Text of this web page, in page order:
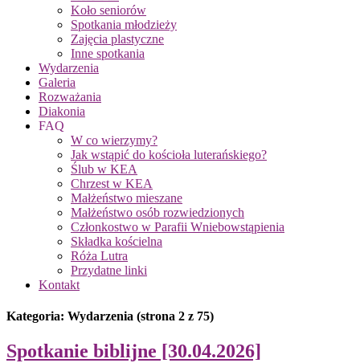
Koło seniorów
Spotkania młodzieży
Zajęcia plastyczne
Inne spotkania
Wydarzenia
Galeria
Rozważania
Diakonia
FAQ
W co wierzymy?
Jak wstąpić do kościoła luterańskiego?
Ślub w KEA
Chrzest w KEA
Małżeństwo mieszane
Małżeństwo osób rozwiedzionych
Członkostwo w Parafii Wniebowstąpienia
Składka kościelna
Róża Lutra
Przydatne linki
Kontakt
Kategoria: Wydarzenia (strona 2 z 75)
Spotkanie biblijne [30.04.2026]